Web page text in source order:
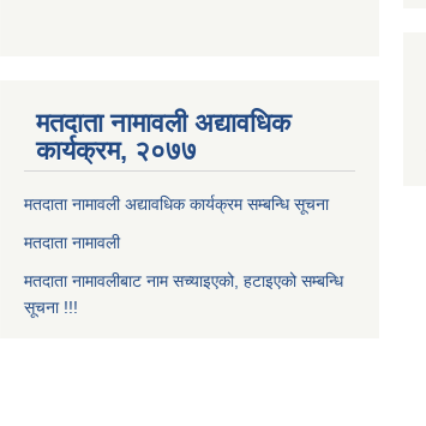
मतदाता नामावली अद्यावधिक
कार्यक्रम, २०७७
मतदाता नामावली अद्यावधिक कार्यक्रम सम्बन्धि सूचना
मतदाता नामावली
मतदाता नामावलीबाट नाम सच्याइएको, हटाइएको सम्बन्धि
सूचना !!!